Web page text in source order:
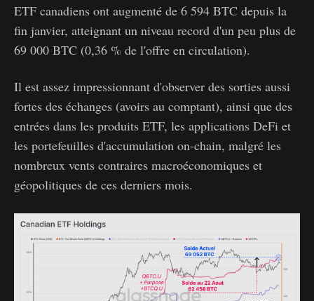
ETF canadiens ont augmenté de 6 594 BTC depuis la
fin janvier, atteignant un niveau record d'un peu plus de
69 000 BTC (0,36 % de l'offre en circulation).
Il est assez impressionnant d'observer des sorties aussi
fortes des échanges (avoirs au comptant), ainsi que des
entrées dans les produits ETF, les applications DeFi et
les portefeuilles d'accumulation on-chain, malgré les
nombreux vents contraires macroéconomiques et
géopolitiques de ces derniers mois.